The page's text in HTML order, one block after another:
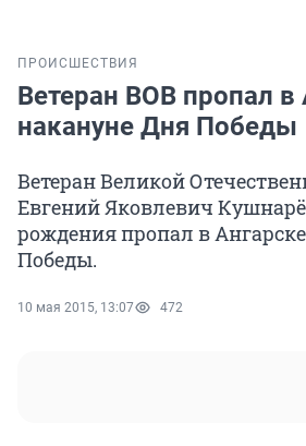
ПРОИСШЕСТВИЯ
Ветеран ВОВ пропал в
накануне Дня Победы
Ветеран Великой
Евгений Яковлевич
рождения пропал в
Победы.
10 мая 2015, 13:07 472